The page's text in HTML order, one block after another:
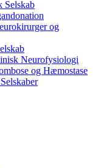
Selskab
og
Neurofysiologi
og Hæmostase